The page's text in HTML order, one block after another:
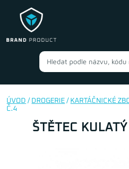
ÚVOD / DROGERIE / KARTÁČNICKÉ
Č.4
ŠTĚTEC